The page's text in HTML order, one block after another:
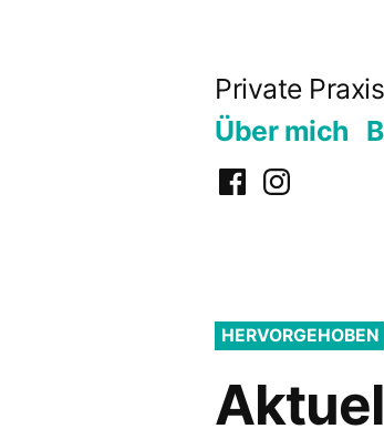
Private
Über mich
FacebookInstagram
HERVORGEHOBEN